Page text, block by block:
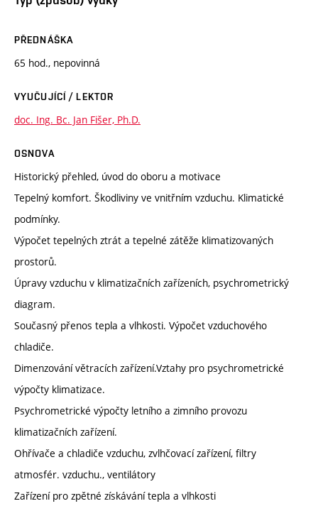
PŘEDNÁŠKA
65 hod., nepovinná
VYUČUJÍCÍ / LEKTOR
doc. Ing. Bc. Jan Fišer, Ph.D.
OSNOVA
Historický přehled, úvod do oboru a motivace
Tepelný komfort. Škodliviny ve vnitřním vzduchu. Klimatické
podmínky.
Výpočet tepelných ztrát a tepelné zátěže klimatizovaných
prostorů.
Úpravy vzduchu v klimatizačních zařízeních, psychrometrický
diagram.
Současný přenos tepla a vlhkosti. Výpočet vzduchového
chladiče.
Dimenzování větracích zařízení.Vztahy pro psychrometrické
výpočty klimatizace.
Psychrometrické výpočty letního a zimního provozu
klimatizačních zařízení.
Ohřívače a chladiče vzduchu, zvlhčovací zařízení, filtry
atmosfér. vzduchu., ventilátory
Zařízení pro zpětné získávání tepla a vlhkosti